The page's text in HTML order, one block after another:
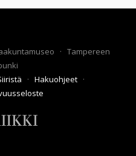
· Tampereen
· Hakuohjeet ·